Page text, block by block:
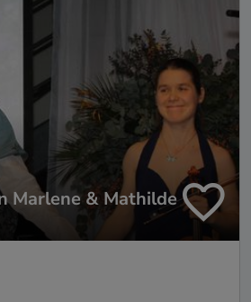
Marlene & Mathilde